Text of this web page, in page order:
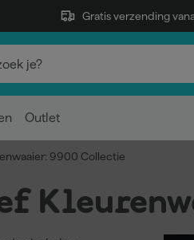
Gratis verzending
Outlet
9900 Collectie